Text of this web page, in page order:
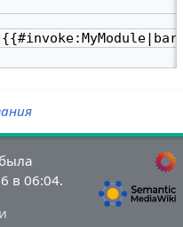
в 06:04.